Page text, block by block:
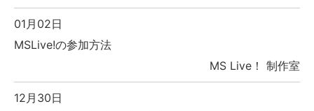
01月02日
MSLive!の参加方法
MS Live！ 制作室
12月30日